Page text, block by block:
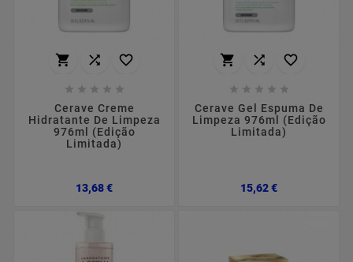
  
    
Cerave Creme
Hidratante De Limpeza
976ml (Edição
Limitada)
13,68 €Preço
  
    
Cerave Gel Espuma De
Limpeza 976ml (Edição
Limitada)
15,62 €Preço